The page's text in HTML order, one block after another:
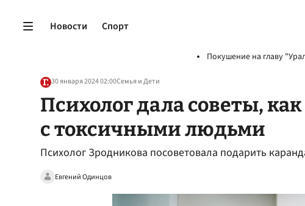
Новости Спорт
Покушение на главу
30 января 2024 02:00Семья и Дети
Психолог дала советы,
с токсичными людьми
Психолог Зродникова посоветовала подарить
Евгений Одинцов